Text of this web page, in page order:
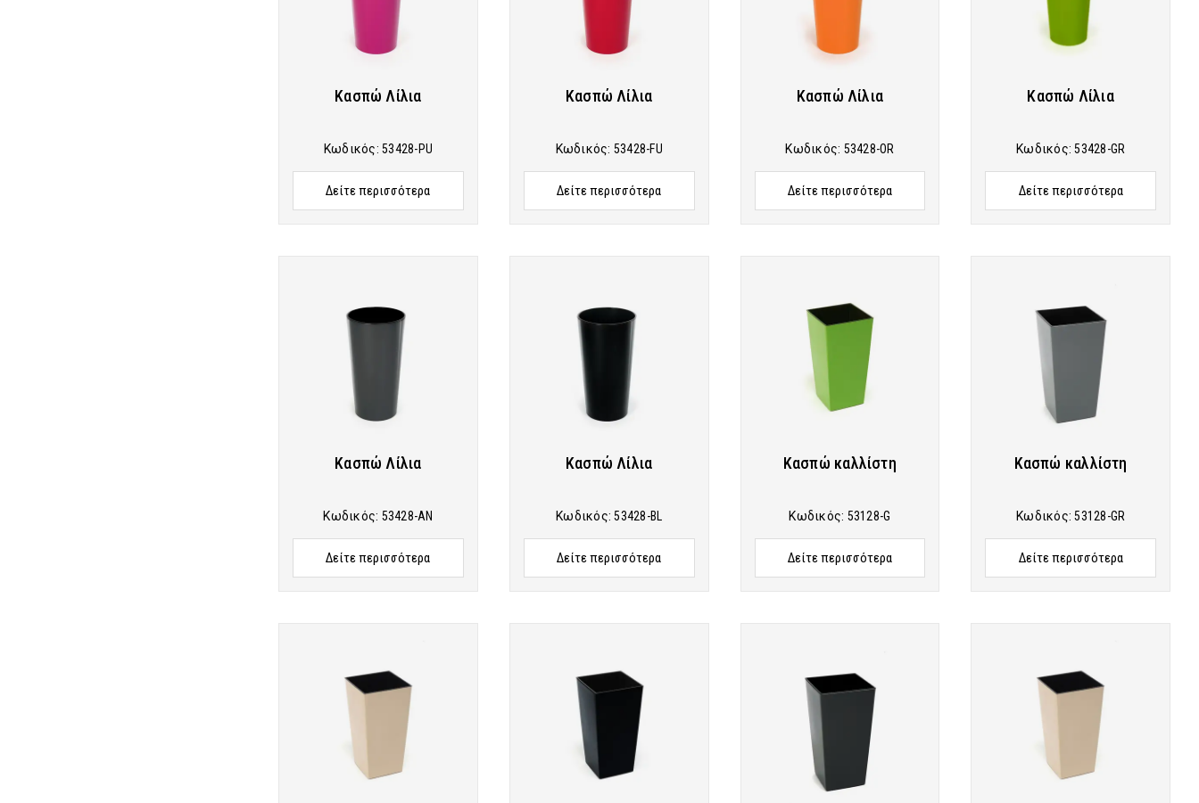
Κασπώ Λίλια
Κωδικός: 53428-PU
Δείτε περισσότερα
Κασπώ Λίλια
Κωδικός: 53428-FU
Δείτε περισσότερα
Κασπώ Λίλια
Κωδικός: 53428-OR
Δείτε περισσότερα
Κασπώ Λίλια
Κωδικός:53428-GR
Δείτε περισσότερα
Κασπώ Λίλια
Κωδικός: 53428-AN
Δείτε περισσότερα
Κασπώ Λίλια
Κωδικός:53428-BL
Δείτε περισσότερα
Κασπώ καλλίστη
Κωδικός: 53128-G
Δείτε περισσότερα
Κασπώ καλλίστη
Κωδικός:53128-GR
Δείτε περισσότερα